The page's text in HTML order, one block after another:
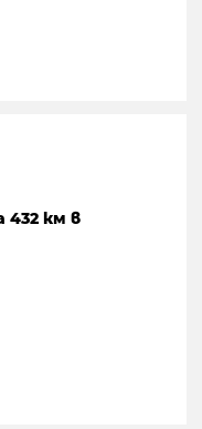
432 км в